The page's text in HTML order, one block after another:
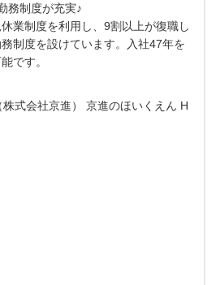
務制度が充実♪
業制度を利用し、9割以上が復職し
制度を設けています。入社47年を
です。
式会社京進） 京進のほいくえん H